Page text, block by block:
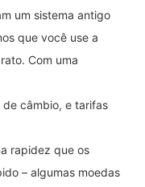
um sistema antigo
que você use a
Com uma
câmbio, e tarifas
rapidez que os
– algumas moedas